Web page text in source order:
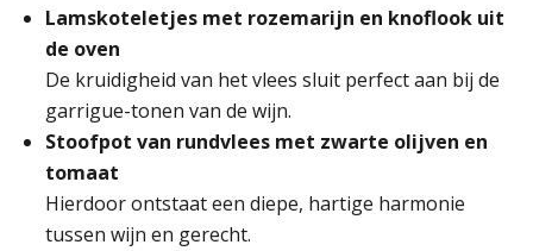
Lamskoteletjes met rozemarijn en knoflook uit
de oven
De kruidigheid van het vlees sluit perfect aan bij de
garrigue-tonen van de wijn.
Stoofpot van rundvlees met zwarte olijven en
tomaat
Hierdoor ontstaat een diepe, hartige harmonie
tussen wijn en gerecht.